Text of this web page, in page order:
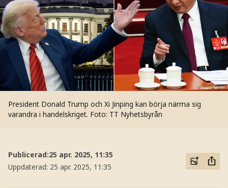
President Donald Trump och Xi Jinping kan börja närma sig
varandra i handelskriget. Foto: TT Nyhetsbyrån
Publicerad:25 apr. 2025, 11:35
Uppdaterad: 25 apr. 2025, 11:35